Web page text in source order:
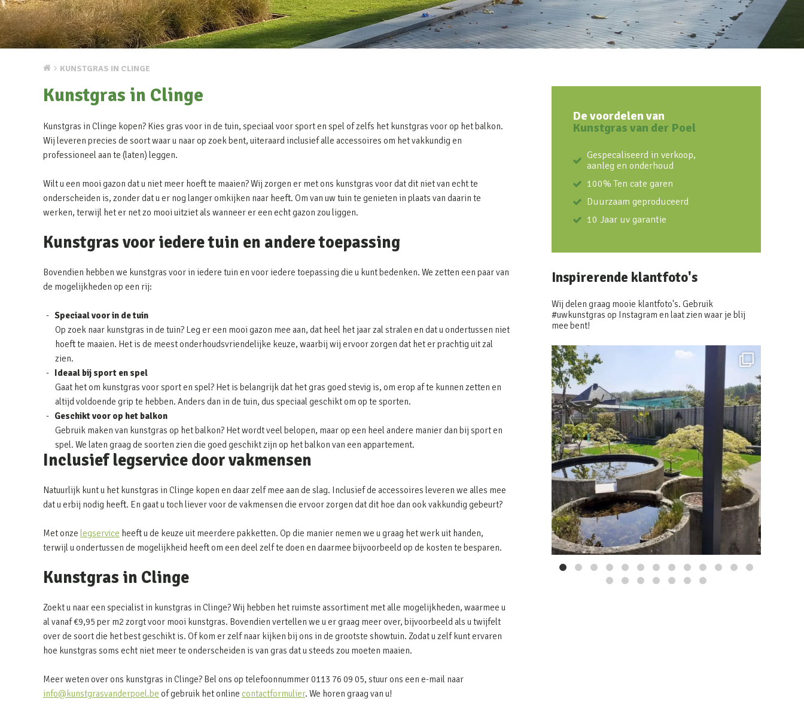
KUNSTGRAS IN CLINGE
Kunstgras in Clinge
Kunstgras in Clinge kopen? Kies gras voor in de tuin, speciaal voor sport en spel of zelfs het kunstgras voor op het balkon.
Wij leveren precies de soort waar u naar op zoek bent, uiteraard inclusief alle accessoires om het vakkundig en
professioneel aan te (laten) leggen.
Wilt u een mooi gazon dat u niet meer hoeft te maaien? Wij zorgen er met ons kunstgras voor dat dit niet van echt te
onderscheiden is, zonder dat u er nog langer omkijken naar heeft. Om van uw tuin te genieten in plaats van daarin te
werken, terwijl het er net zo mooi uitziet als wanneer er een echt gazon zou liggen.
Kunstgras voor iedere tuin en andere toepassing
Bovendien hebben we kunstgras voor in iedere tuin en voor iedere toepassing die u kunt bedenken. We zetten een paar van
de mogelijkheden op een rij:
Speciaal voor in de tuin
Op zoek naar kunstgras in de tuin? Leg er een mooi gazon mee aan, dat heel het jaar zal stralen en dat u ondertussen niet
hoeft te maaien. Het is de meest onderhoudsvriendelijke keuze, waarbij wij ervoor zorgen dat het er prachtig uit zal
zien.
Ideaal bij sport en spel
Gaat het om kunstgras voor sport en spel? Het is belangrijk dat het gras goed stevig is, om erop af te kunnen zetten en
altijd voldoende grip te hebben. Anders dan in de tuin, dus speciaal geschikt om op te sporten.
Geschikt voor op het balkon
Gebruik maken van kunstgras op het balkon? Het wordt veel belopen, maar op een heel andere manier dan bij sport en
spel. We laten graag de soorten zien die goed geschikt zijn op het balkon van een appartement.
Inclusief legservice door vakmensen
Natuurlijk kunt u het kunstgras in Clinge kopen en daar zelf mee aan de slag. Inclusief de accessoires leveren we alles mee
dat u erbij nodig heeft. En gaat u toch liever voor de vakmensen die ervoor zorgen dat dit hoe dan ook vakkundig gebeurt?
Met onze legservice heeft u de keuze uit meerdere pakketten. Op die manier nemen we u graag het werk uit handen,
terwijl u ondertussen de mogelijkheid heeft om een deel zelf te doen en daarmee bijvoorbeeld op de kosten te besparen.
Kunstgras in Clinge
Zoekt u naar een specialist in kunstgras in Clinge? Wij hebben het ruimste assortiment met alle mogelijkheden, waarmee u
al vanaf €9,95 per m2 zorgt voor mooi kunstgras. Bovendien vertellen we u er graag meer over, bijvoorbeeld als u twijfelt
over de soort die het best geschikt is. Of kom er zelf naar kijken bij ons in de grootste showtuin. Zodat u zelf kunt ervaren
hoe kunstgras soms echt niet meer te onderscheiden is van gras dat u steeds zou moeten maaien.
Meer weten over ons kunstgras in Clinge? Bel ons op telefoonnummer 0113 76 09 05, stuur ons een e-mail naar
info@kunstgrasvanderpoel.be of gebruik het online contactformulier. We horen graag van u!
De voordelen van
Kunstgras van der Poel
Gespecaliseerd in verkoop,
aanleg en onderhoud
100% Ten cate garen
Duurzaam geproduceerd
10 Jaar uv garantie
Inspirerende klantfoto's
Wij delen graag mooie klantfoto's. Gebruik
#uwkunstgras op Instagram en laat zien waar je blij
mee bent!
Mei 3